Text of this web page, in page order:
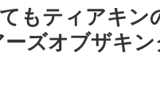
もティアキ
ズオブザキン